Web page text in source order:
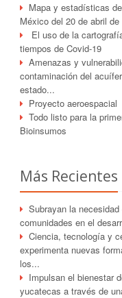
Mapa y estadísticas
México del 20 de abril de
El uso de la
tiempos de Covid-19
Amenazas y
contaminación del
estado...
Proyecto aeroespacial
Todo listo para la
Bioinsumos
Más Recientes
Subrayan la
comunidades en el
Ciencia, tecnología y
experimenta nuevas
los...
Impulsan el bienestar
yucatecas a través de